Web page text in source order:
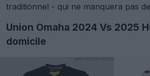
traditionnel - qui ne manquera pas
Union Omaha 2024 Vs 2025
domicile